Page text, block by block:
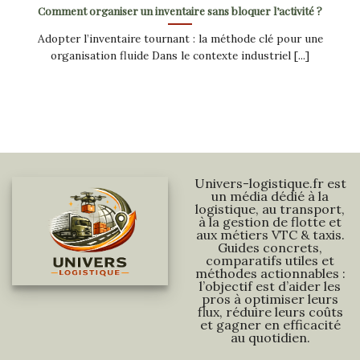
Comment organiser un inventaire sans bloquer l’activité ?
Adopter l’inventaire tournant : la méthode clé pour une
organisation fluide Dans le contexte industriel [...]
Univers-logistique.fr est
un média dédié à la
logistique, au transport,
à la gestion de flotte et
aux métiers VTC & taxis.
Guides concrets,
comparatifs utiles et
méthodes actionnables :
l’objectif est d’aider les
pros à optimiser leurs
flux, réduire leurs coûts
et gagner en efficacité
au quotidien.